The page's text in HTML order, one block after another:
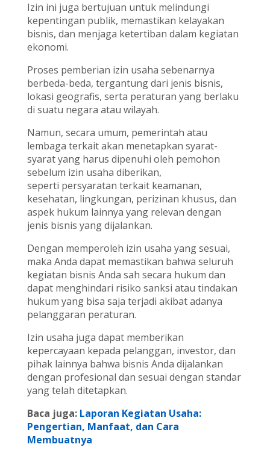
Izin ini juga bertujuan untuk melindungi
kepentingan publik, memastikan kelayakan
bisnis, dan menjaga ketertiban dalam kegiatan
ekonomi.
Proses pemberian izin usaha sebenarnya
berbeda-beda, tergantung dari jenis bisnis,
lokasi geografis, serta peraturan yang berlaku
di suatu negara atau wilayah.
Namun, secara umum, pemerintah atau
lembaga terkait akan menetapkan syarat-
syarat yang harus dipenuhi oleh pemohon
sebelum izin usaha diberikan,
seperti persyaratan terkait keamanan,
kesehatan, lingkungan, perizinan khusus, dan
aspek hukum lainnya yang relevan dengan
jenis bisnis yang dijalankan.
Dengan memperoleh izin usaha yang sesuai,
maka Anda dapat memastikan bahwa seluruh
kegiatan bisnis Anda sah secara hukum dan
dapat menghindari risiko sanksi atau tindakan
hukum yang bisa saja terjadi akibat adanya
pelanggaran peraturan.
Izin usaha juga dapat memberikan
kepercayaan kepada pelanggan, investor, dan
pihak lainnya bahwa bisnis Anda dijalankan
dengan profesional dan sesuai dengan standar
yang telah ditetapkan.
Baca juga: Laporan Kegiatan Usaha:
Pengertian, Manfaat, dan Cara
Membuatnya